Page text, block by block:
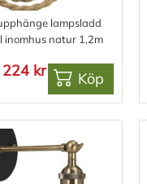
lampsladd
inomhus natur 1,2m
224 kr Köp